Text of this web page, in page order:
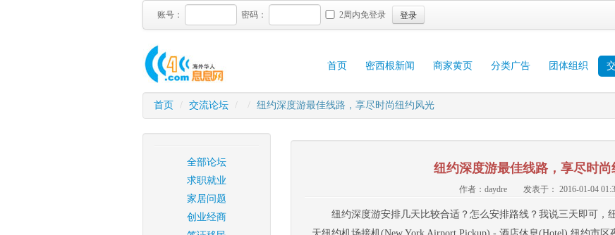
账号： 密码： 2周内免登录 登录
首页 密西根新闻 商家黄页 分类广告 团体组织
首页 / 交流论坛 / / 纽约深度游最佳线路，享尽时尚纽约风光
全部论坛
求职就业
家居问题
创业经商
纽约深度游最佳线路，享尽时尚
作者：daydre 发表于： 2016-01-04
纽约深度游安排几天比较合适？怎么安排路线？我说三天即可，